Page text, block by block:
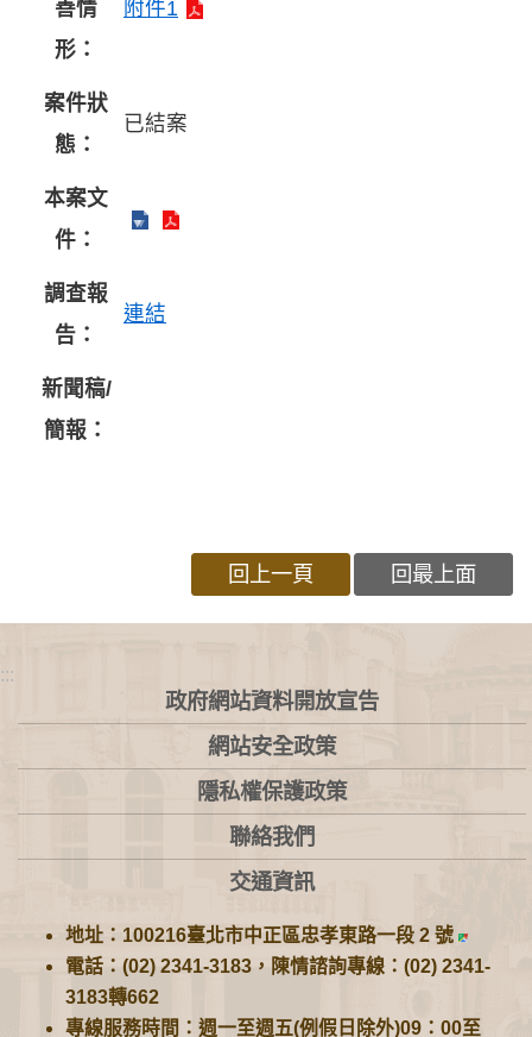
善情
形：
附件1
案件狀
態：
已結案
本案文
件：
調查報
告：
連結
新聞稿/
簡報：
回上一頁 回最上面
:::
政府網站資料開放宣告
網站安全政策
隱私權保護政策
聯絡我們
交通資訊
地址：100216臺北市中正區忠孝東路一段 2 號
電話：(02) 2341-3183，陳情諮詢專線：(02) 2341-
3183轉662
專線服務時間：週一至週五(例假日除外)09：00至